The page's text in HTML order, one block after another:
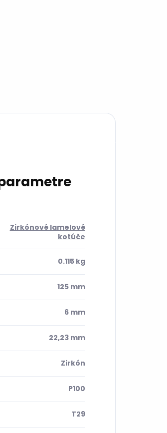
Zirkónové lamelové
kotúče
0.115 kg
125 mm
6 mm
22,23 mm
Zirkón
P100
T29